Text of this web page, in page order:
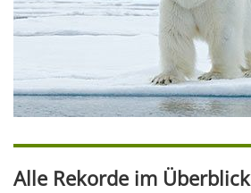
Alle Rekorde im Überblick